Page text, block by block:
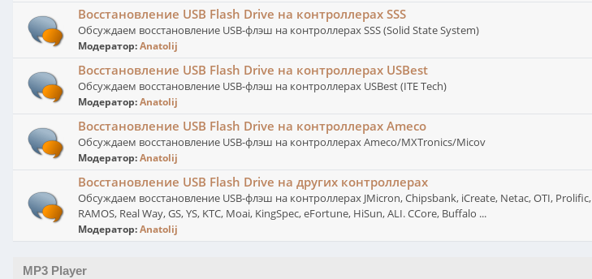
Восстановление USB Flash Drive на контроллерах SSS
Обсуждаем восстановление USB-флэш на контроллерах SSS (Solid State System)
Модератор:Anatolij
Восстановление USB Flash Drive на контроллерах USBest
Обсуждаем восстановление USB-флэш на контроллерах USBest (ITE Tech)
Модератор:Anatolij
Восстановление USB Flash Drive на контроллерах Ameco
Обсуждаем восстановление USB-флэш на контроллерах Ameco/MXTronics/Micov
Модератор:Anatolij
Восстановление USB Flash Drive на других контроллерах
Обсуждаем восстановление USB-флэш на контроллерах JMicron, Chipsbank, iCreate, Netac, OTI, Prolific,
RAMOS, Real Way, GS, YS, KTC, Moai, KingSpec, eFortune, HiSun, ALI. CCore, Buffalo ...
Модератор:Anatolij
MP3 Player